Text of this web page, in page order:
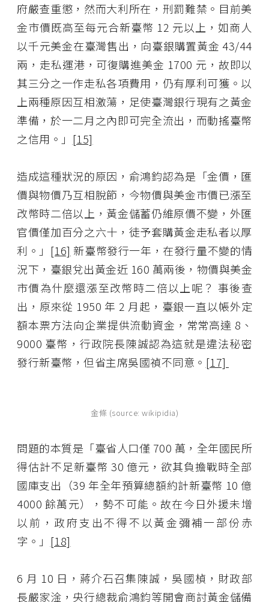
府嚴查重懲，然而大利所在，刑罰難禁。目前美
金市價既高至每元合新臺幣 12 元以上，如商人
以千元美金在臺灣售出，向臺銀購置黃金 43/44
兩，走私運港，可復購進美金 1700 元，故即以
其三分之一作走私各項費用，仍有厚利可獲。以
上兩種原因互相激蕩，足使臺灣銀行現有之黃金
準備，於一二月之內即可完全流出，而動搖臺幣
之信用。」 [15]
造成這種狀況的原因，俞鴻鈞認為是「金價，匯
價與物價乃互相脫節，今物價與美金市價已漲至
改幣時二倍以上，黃金儲蓄仍維原價不變，外匯
官價僅加百分之六十，徒予套購黃金走私者以厚
利。」 [16] 新臺幣發行一年，在發行量不變的情
況下，臺銀兌出黃金近 160 萬兩後，物價與美金
市價為什麼還漲至改幣時二倍以上呢？ 事後查
出，原來從 1950 年 2 月起，臺銀一直以帳外定
額本票方法向企業提供流動資金，常常高達 8、
9000 臺幣，行政院長陳誠認為這就是違法秘密
發行新臺幣，但省主席吳國禎不同意。 [17]
金條 (source: wikipidia)
問題的本質是「臺省人口僅 700 萬，全年國民所
得估計不足新臺幣 30 億元，欲其負擔戰時全部
國庫支出（39 年全年預算總額約計新臺幣 10 億
4000 餘萬元），勢不可能。故在今日外援未增
以前，政府支出不得不以黃金彌補一部份赤
字。」 [18]
6 月 10 日，蔣介石召集陳誠，吳國楨，財政部
長嚴家淦，央行總裁俞鴻鈞等開會商討黃金儲備